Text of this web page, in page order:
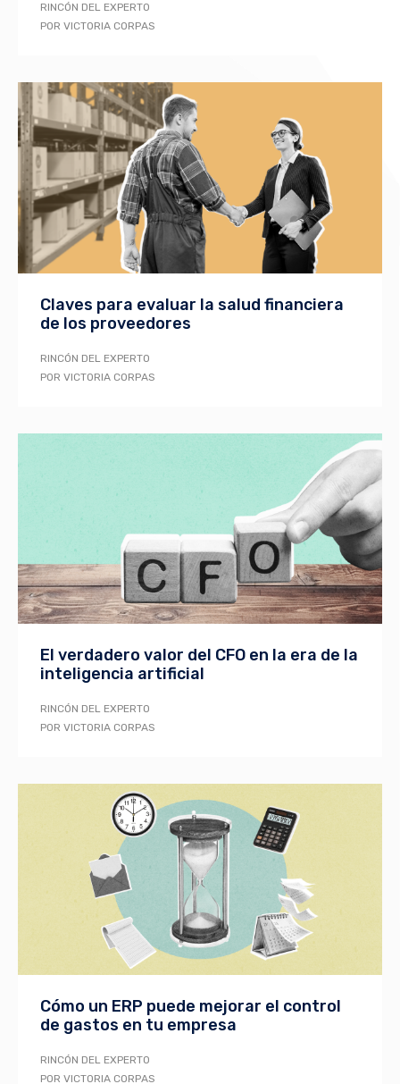
RINCÓN DEL EXPERTO
POR VICTORIA CORPAS
Claves para evaluar la salud financiera
de los proveedores
RINCÓN DEL EXPERTO
POR VICTORIA CORPAS
El verdadero valor del CFO en la era de la
inteligencia artificial
RINCÓN DEL EXPERTO
POR VICTORIA CORPAS
Cómo un ERP puede mejorar el control
de gastos en tu empresa
RINCÓN DEL EXPERTO
POR VICTORIA CORPAS